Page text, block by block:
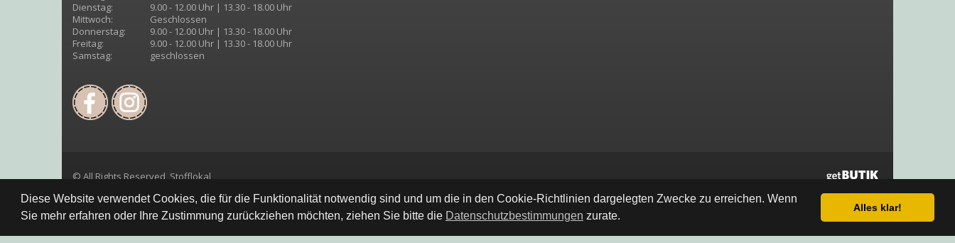
Diese Website verwendet Cookies, die für die Funktionalität notwendig sind und um die in den Cookie-Richtlinien dargelegten Zwecke zu erreichen. Wenn
Sie mehr erfahren oder Ihre Zustimmung zurückziehen möchten, ziehen Sie bitte die Datenschutzbestimmungen zurate.
Alles klar!
Dienstag:
9.00 - 12.00 Uhr | 13.30 - 18.00 Uhr
Mittwoch:
Geschlossen
Donnerstag:
9.00 - 12.00 Uhr | 13.30 - 18.00 Uhr
Freitag:
9.00 - 12.00 Uhr | 13.30 - 18.00 Uhr
Samstag:
geschlossen
© All Rights Reserved, Stofflokal